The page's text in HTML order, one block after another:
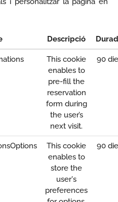
Descripció
This cookie
enables to
pre-fill the
reservation
form during
the user’s
next visit.
90
This cookie
enables to
store the
user's
preferences
90